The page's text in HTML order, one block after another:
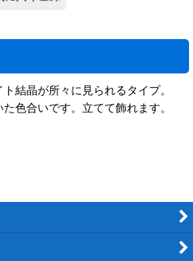
結晶が所々に見られるタイプ。
色合いです。立てて飾れます。